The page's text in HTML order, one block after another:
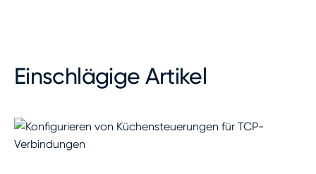
Einschlägige Artikel